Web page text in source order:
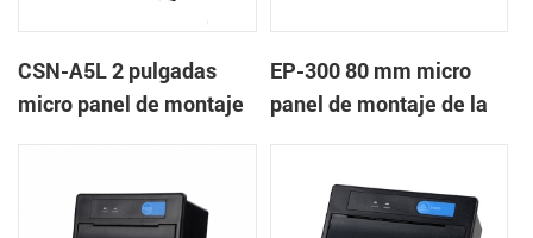
CSN-A5L 2 pulgadas
micro panel de montaje
EP-300 80 mm micro
panel de montaje de la